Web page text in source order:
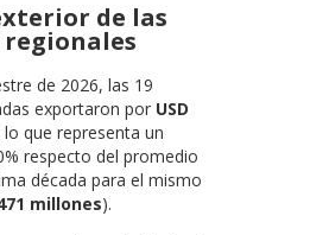
de las
de 2026, las 19
exportaron por USD
lo que representa un
respecto del promedio
década para el mismo
millones).